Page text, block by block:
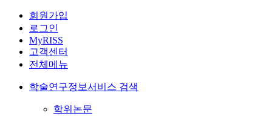
회원가입
로그인
MyRISS
고객센터
전체메뉴
학술연구정보서비스 검색
학위논문